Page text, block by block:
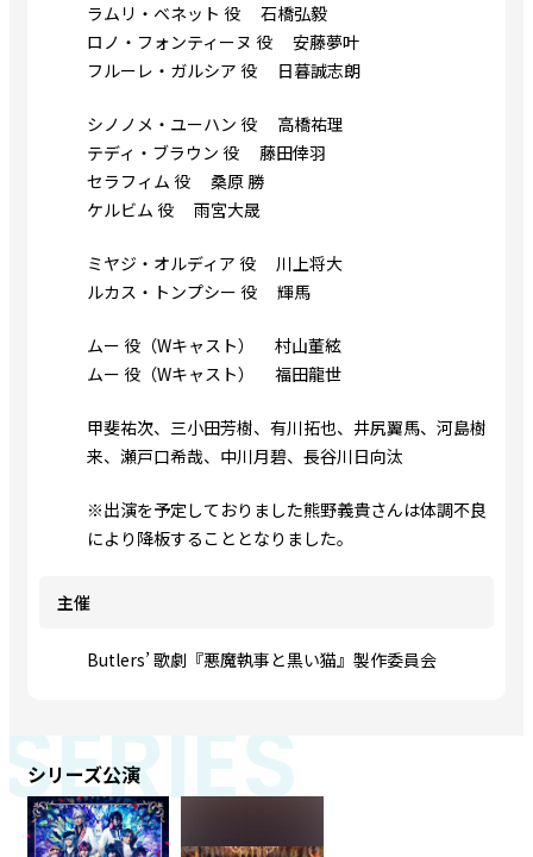
ラムリ・ベネット 役 石橋弘毅
ロノ・フォンティーヌ 役 安藤夢叶
フルーレ・ガルシア 役 日暮誠志朗
シノノメ・ユーハン 役 高橋祐理
テディ・ブラウン 役 藤田倖羽
セラフィム 役 桑原 勝
ケルビム 役 雨宮大晟
ミヤジ・オルディア 役 川上将大
ルカス・トンプシー 役 輝馬
ムー 役（Wキャスト） 村山董絃
ムー 役（Wキャスト） 福田龍世
甲斐祐次、三小田芳樹、有川拓也、井尻翼馬、河島樹
来、瀬戸口希哉、中川月碧、長谷川日向汰
※出演を予定しておりました熊野義貴さんは体調不良
により降板することとなりました。
主催
Butlers’ 歌劇『悪魔執事と黒い猫』製作委員会
シリーズ公演
SERIES